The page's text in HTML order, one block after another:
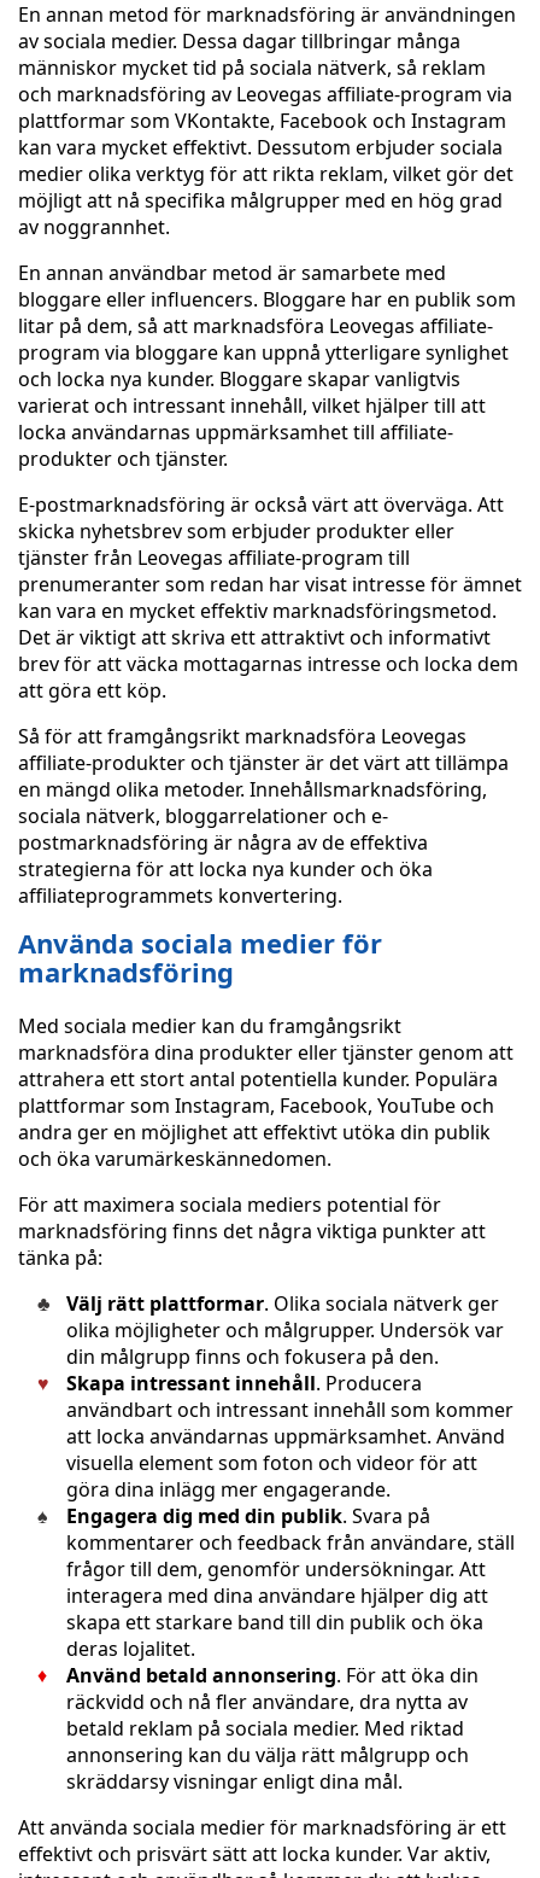
En annan metod för marknadsföring är användningen
av sociala medier. Dessa dagar tillbringar många
människor mycket tid på sociala nätverk, så reklam
och marknadsföring av Leovegas affiliate-program via
plattformar som VKontakte, Facebook och Instagram
kan vara mycket effektivt. Dessutom erbjuder sociala
medier olika verktyg för att rikta reklam, vilket gör det
möjligt att nå specifika målgrupper med en hög grad
av noggrannhet.
En annan användbar metod är samarbete med
bloggare eller influencers. Bloggare har en publik som
litar på dem, så att marknadsföra Leovegas affiliate-
program via bloggare kan uppnå ytterligare synlighet
och locka nya kunder. Bloggare skapar vanligtvis
varierat och intressant innehåll, vilket hjälper till att
locka användarnas uppmärksamhet till affiliate-
produkter och tjänster.
E-postmarknadsföring är också värt att överväga. Att
skicka nyhetsbrev som erbjuder produkter eller
tjänster från Leovegas affiliate-program till
prenumeranter som redan har visat intresse för ämnet
kan vara en mycket effektiv marknadsföringsmetod.
Det är viktigt att skriva ett attraktivt och informativt
brev för att väcka mottagarnas intresse och locka dem
att göra ett köp.
Så för att framgångsrikt marknadsföra Leovegas
affiliate-produkter och tjänster är det värt att tillämpa
en mängd olika metoder. Innehållsmarknadsföring,
sociala nätverk, bloggarrelationer och e-
postmarknadsföring är några av de effektiva
strategierna för att locka nya kunder och öka
affiliateprogrammets konvertering.
Använda sociala medier för
marknadsföring
Med sociala medier kan du framgångsrikt
marknadsföra dina produkter eller tjänster genom att
attrahera ett stort antal potentiella kunder. Populära
plattformar som Instagram, Facebook, YouTube och
andra ger en möjlighet att effektivt utöka din publik
och öka varumärkeskännedomen.
För att maximera sociala mediers potential för
marknadsföring finns det några viktiga punkter att
tänka på:
Välj rätt plattformar. Olika sociala nätverk ger
olika möjligheter och målgrupper. Undersök var
din målgrupp finns och fokusera på den.
Skapa intressant innehåll. Producera
användbart och intressant innehåll som kommer
att locka användarnas uppmärksamhet. Använd
visuella element som foton och videor för att
göra dina inlägg mer engagerande.
Engagera dig med din publik. Svara på
kommentarer och feedback från användare, ställ
frågor till dem, genomför undersökningar. Att
interagera med dina användare hjälper dig att
skapa ett starkare band till din publik och öka
deras lojalitet.
Använd betald annonsering. För att öka din
räckvidd och nå fler användare, dra nytta av
betald reklam på sociala medier. Med riktad
annonsering kan du välja rätt målgrupp och
skräddarsy visningar enligt dina mål.
Att använda sociala medier för marknadsföring är ett
effektivt och prisvärt sätt att locka kunder. Var aktiv,